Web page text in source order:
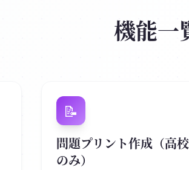
機能一
📝
問題プリント作成（高
のみ）